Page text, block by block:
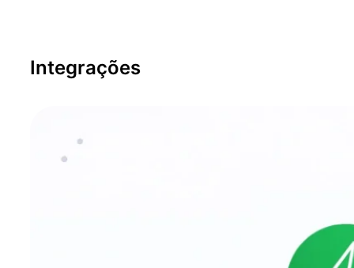
Integrações